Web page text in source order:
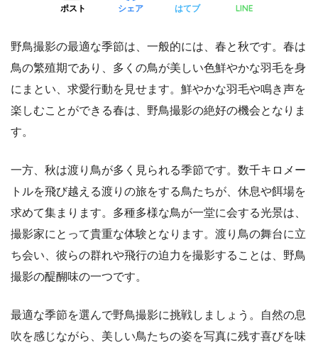
ポスト シェア はてブ LINE
野鳥撮影の最適な季節は、一般的には、春と秋です。春は
鳥の繁殖期であり、多くの鳥が美しい色鮮やかな羽毛を身
にまとい、求愛行動を見せます。鮮やかな羽毛や鳴き声を
楽しむことができる春は、野鳥撮影の絶好の機会となりま
す。
一方、秋は渡り鳥が多く見られる季節です。数千キロメー
トルを飛び越える渡りの旅をする鳥たちが、休息や餌場を
求めて集まります。多種多様な鳥が一堂に会する光景は、
撮影家にとって貴重な体験となります。渡り鳥の舞台に立
ち会い、彼らの群れや飛行の迫力を撮影することは、野鳥
撮影の醍醐味の一つです。
最適な季節を選んで野鳥撮影に挑戦しましょう。自然の息
吹を感じながら、美しい鳥たちの姿を写真に残す喜びを味